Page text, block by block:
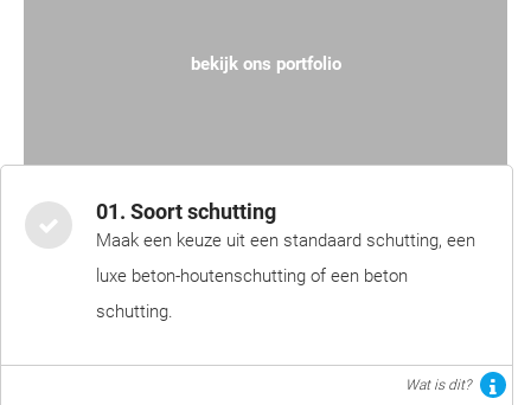
bekijk ons portfolio
01. Soort schutting
Maak een keuze uit een standaard schutting, een
luxe beton-houtenschutting of een beton
schutting.
Wat is dit?